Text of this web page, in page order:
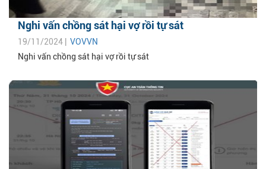
Nghi vấn chồng sát hại vợ rồi tự sát
19/11/2024 | VOVVN
Nghi vấn chồng sát hại vợ rồi tự sát